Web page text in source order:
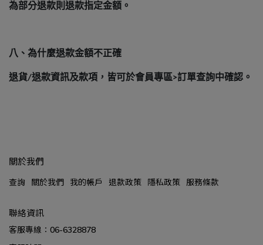
為部分退款則退款指定金額。
八、為什麼退款金額不正確
退貨/退款資訊及款項，皆可於會員專區>訂單查詢中確認。
關於我們
查詢 關於我們 我的帳戶 退款政策 隱私政策 服務條款
聯絡資訊
客服專線：06-6328878